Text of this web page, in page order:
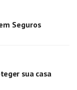
Seguros
sua casa